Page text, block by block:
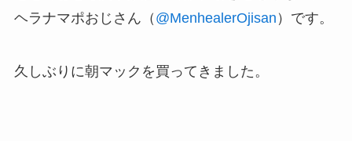
ヘラナマポおじさん（ @MenhealerOjisan ）です。
久しぶりに朝マックを買ってきました。